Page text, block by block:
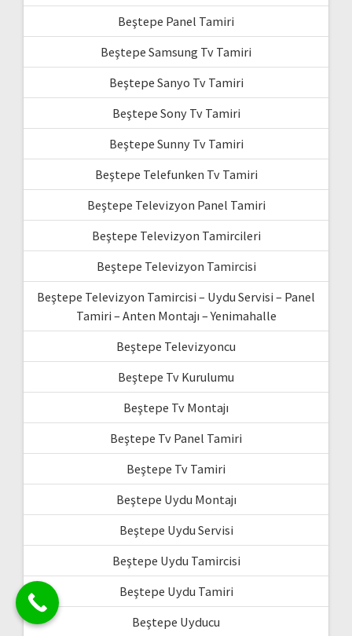
Beştepe Panel Tamiri
Beştepe Samsung Tv Tamiri
Beştepe Sanyo Tv Tamiri
Beştepe Sony Tv Tamiri
Beştepe Sunny Tv Tamiri
Beştepe Telefunken Tv Tamiri
Beştepe Televizyon Panel Tamiri
Beştepe Televizyon Tamircileri
Beştepe Televizyon Tamircisi
Beştepe Televizyon Tamircisi – Uydu Servisi – Panel
Tamiri – Anten Montajı – Yenimahalle
Beştepe Televizyoncu
Beştepe Tv Kurulumu
Beştepe Tv Montajı
Beştepe Tv Panel Tamiri
Beştepe Tv Tamiri
Beştepe Uydu Montajı
Beştepe Uydu Servisi
Beştepe Uydu Tamircisi
Beştepe Uydu Tamiri
Beştepe Uyducu